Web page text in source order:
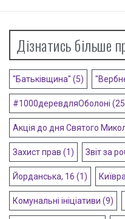
Дізнатись більше
"Батьківщина" (5)
#1000деревдляОболоні
Акція до дня Святого
Захист прав (1) Звіт за
Йорданська, 16 (1)
Комунальні ініціативи (9)